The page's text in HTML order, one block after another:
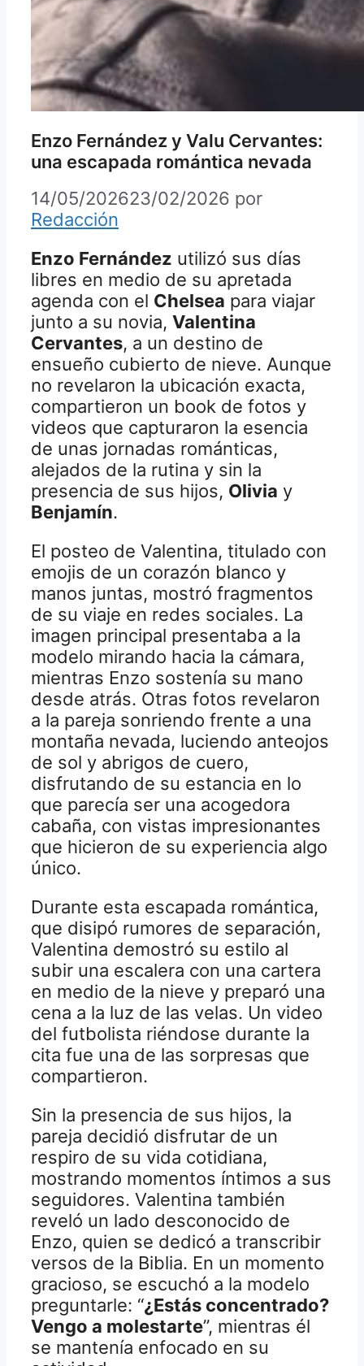
Enzo Fernández y Valu Cervantes:
una escapada romántica nevada
14/05/202623/02/2026 por
Redacción
Enzo Fernández utilizó sus días
libres en medio de su apretada
agenda con el Chelsea para viajar
junto a su novia, Valentina
Cervantes, a un destino de
ensueño cubierto de nieve. Aunque
no revelaron la ubicación exacta,
compartieron un book de fotos y
videos que capturaron la esencia
de unas jornadas románticas,
alejados de la rutina y sin la
presencia de sus hijos, Olivia y
Benjamín.
El posteo de Valentina, titulado con
emojis de un corazón blanco y
manos juntas, mostró fragmentos
de su viaje en redes sociales. La
imagen principal presentaba a la
modelo mirando hacia la cámara,
mientras Enzo sostenía su mano
desde atrás. Otras fotos revelaron
a la pareja sonriendo frente a una
montaña nevada, luciendo anteojos
de sol y abrigos de cuero,
disfrutando de su estancia en lo
que parecía ser una acogedora
cabaña, con vistas impresionantes
que hicieron de su experiencia algo
único.
Durante esta escapada romántica,
que disipó rumores de separación,
Valentina demostró su estilo al
subir una escalera con una cartera
en medio de la nieve y preparó una
cena a la luz de las velas. Un video
del futbolista riéndose durante la
cita fue una de las sorpresas que
compartieron.
Sin la presencia de sus hijos, la
pareja decidió disfrutar de un
respiro de su vida cotidiana,
mostrando momentos íntimos a sus
seguidores. Valentina también
reveló un lado desconocido de
Enzo, quien se dedicó a transcribir
versos de la Biblia. En un momento
gracioso, se escuchó a la modelo
preguntarle: “¿Estás concentrado?
Vengo a molestarte”, mientras él
se mantenía enfocado en su